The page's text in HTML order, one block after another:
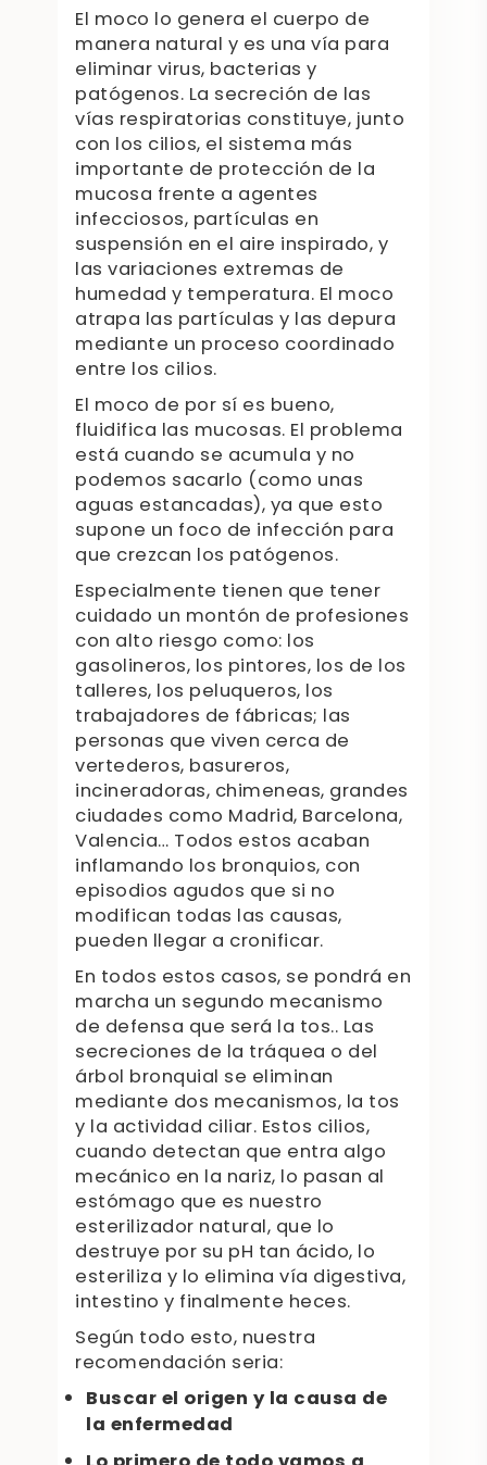
El moco lo genera el cuerpo de
manera natural y es una vía para
eliminar virus, bacterias y
patógenos. La secreción de las
vías respiratorias constituye, junto
con los cilios, el sistema más
importante de protección de la
mucosa frente a agentes
infecciosos, partículas en
suspensión en el aire inspirado, y
las variaciones extremas de
humedad y temperatura. El moco
atrapa las partículas y las depura
mediante un proceso coordinado
entre los cilios.
El moco de por sí es bueno,
fluidifica las mucosas. El problema
está cuando se acumula y no
podemos sacarlo (como unas
aguas estancadas), ya que esto
supone un foco de infección para
que crezcan los patógenos.
Especialmente tienen que tener
cuidado un montón de profesiones
con alto riesgo como: los
gasolineros, los pintores, los de los
talleres, los peluqueros, los
trabajadores de fábricas; las
personas que viven cerca de
vertederos, basureros,
incineradoras, chimeneas, grandes
ciudades como Madrid, Barcelona,
Valencia… Todos estos acaban
inflamando los bronquios, con
episodios agudos que si no
modifican todas las causas,
pueden llegar a cronificar.
En todos estos casos, se pondrá en
marcha un segundo mecanismo
de defensa que será la tos.. Las
secreciones de la tráquea o del
árbol bronquial se eliminan
mediante dos mecanismos, la tos
y la actividad ciliar. Estos cilios,
cuando detectan que entra algo
mecánico en la nariz, lo pasan al
estómago que es nuestro
esterilizador natural, que lo
destruye por su pH tan ácido, lo
esteriliza y lo elimina vía digestiva,
intestino y finalmente heces.
Según todo esto, nuestra
recomendación seria:
Buscar el origen y la causa de
la enfermedad